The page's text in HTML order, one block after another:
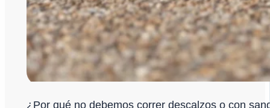
¿Por qué no debemos correr descalzos o con